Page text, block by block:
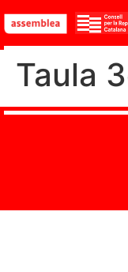
Taula